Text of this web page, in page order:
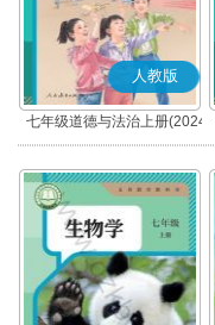
人教版
七年级道德与法治上册(2024
秋版)(部编版)